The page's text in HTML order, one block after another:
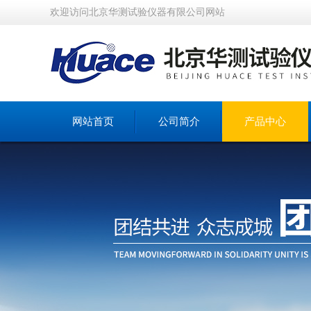
欢迎访问北京华测试验仪器有限公司网站
网站首页 公司简介 产品中心